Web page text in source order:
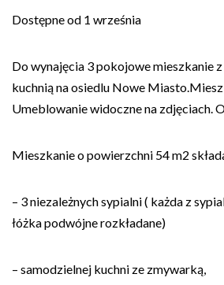
Dostępne od 1 września
Do wynajęcia 3 pokojowe mieszkanie
kuchnią na osiedlu Nowe
Umeblowanie widoczne na zdjęciach.
Mieszkanie o powierzchni 54 m2
– 3 niezależnych sypialni ( każda z
łóżka podwójne rozkładane)
– samodzielnej kuchni ze zmywarką,